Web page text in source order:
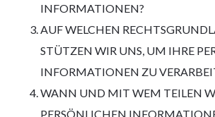
INFORMATIONEN?
AUF WELCHEN
STÜTZEN WIR UNS, UM IHRE
INFORMATIONEN ZU
WANN UND MIT WEM TEILEN
PERSÖNLICHEN